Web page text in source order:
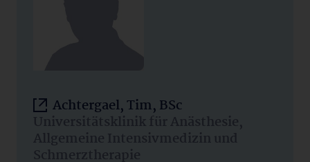
Achtergael, Tim, BSc
Universitätsklinik für Anästhesie,
Allgemeine Intensivmedizin und
Schmerztherapie